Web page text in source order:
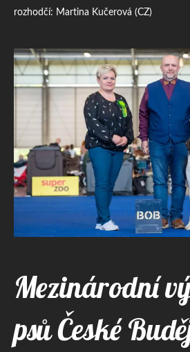
rozhodčí: Martina Kučerová (CZ)
Mezinárodní
psů České